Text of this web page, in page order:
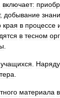
включает:
, добывание
края в процессе
в тесном
учащихся Наряду
материала в